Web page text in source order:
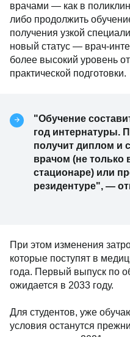
врачами — как в
либо продолжить
получения узкой
новый статус — врач-
более высокий уровень
практической подготовки.
"Обучение
год интернатуры.
получит диплом и
врачом (не только
стационаре) или
резидентуре", —
При этом изменения
которые поступят в
года. Первый выпуск по
ожидается в 2033 году.
Для студентов, уже
условия останутся